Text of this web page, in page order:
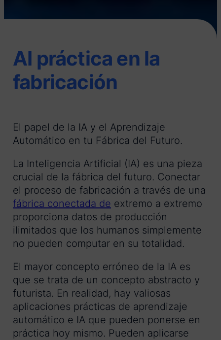
AI práctica en la
fabricación
El papel de la IA y el Aprendizaje
Automático en tu Fábrica del Futuro.
La Inteligencia Artificial (IA) es una pieza
crucial de la fábrica del futuro. Conectar
el proceso de fabricación a través de una
fábrica conectada de extremo a extremo
proporciona datos de producción
ilimitados que los humanos simplemente
no pueden computar en su totalidad.
El mayor concepto erróneo de la IA es
que se trata de un concepto abstracto y
futurista. En realidad, hay valiosas
aplicaciones prácticas de aprendizaje
automático e IA que pueden ponerse en
práctica hoy mismo. Pueden aplicarse